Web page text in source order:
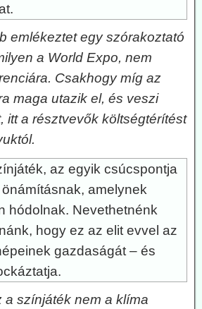
emlékeztet egy szórakoztató
a World Expo, nem
Csakhogy míg az
maga utazik el, és veszi
itt a résztvevők költségtérítést
az egyik csúcspontja
amelynek
hódolnak. Nevethetnénk
hogy ez az elit evvel az
gazdaságát – és
a színjáték nem a klíma